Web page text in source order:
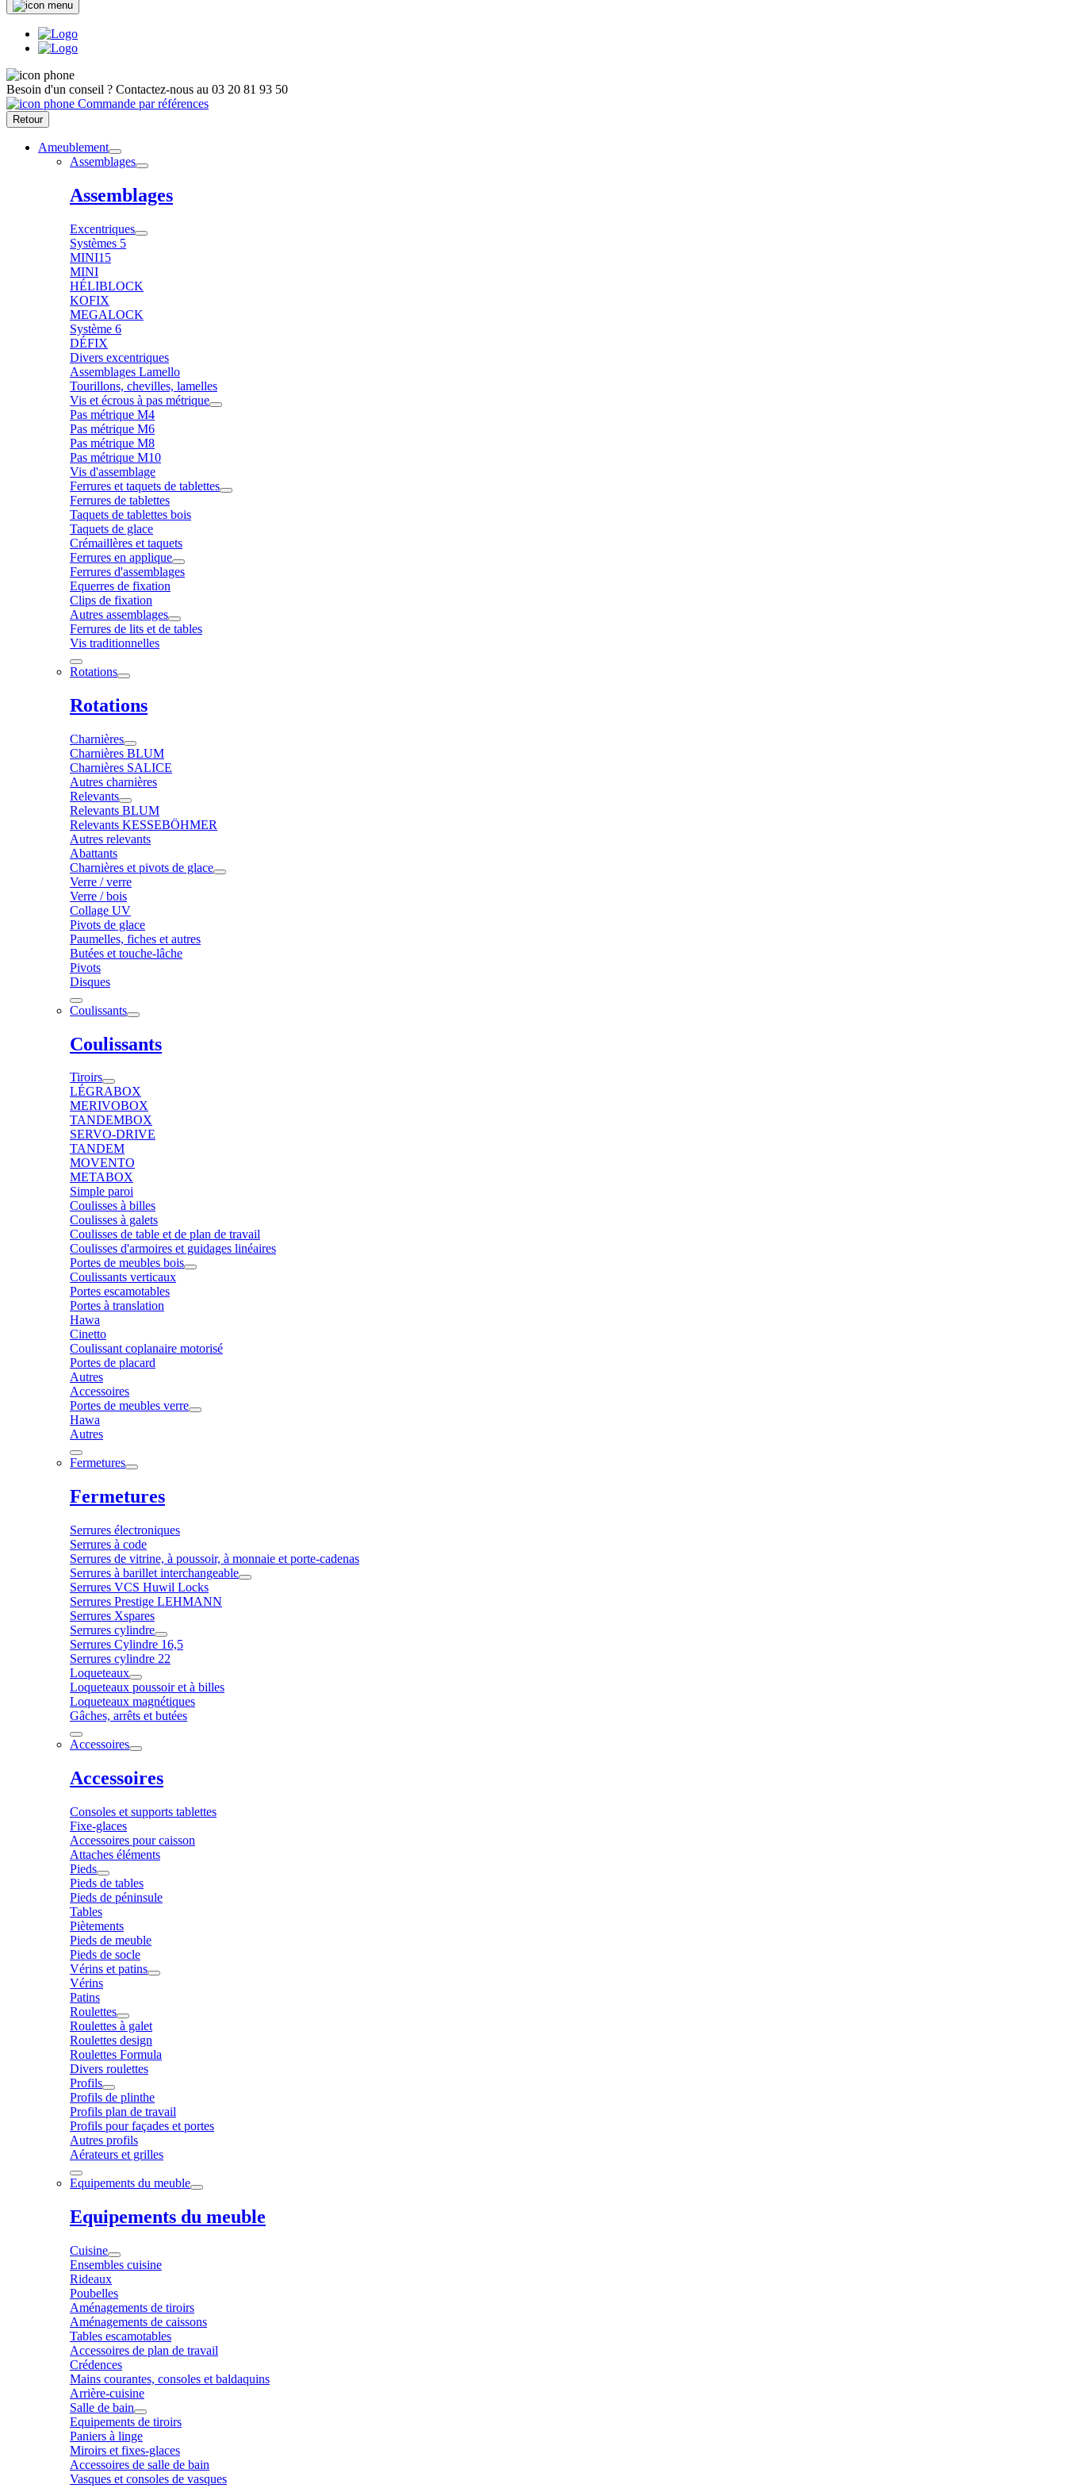
Besoin d'un conseil ? Contactez-nous au 03 20 81 93 50
Commande par références
Retour
Ameublement
Assemblages
Assemblages
Excentriques
Systèmes 5
MINI15
MINI
HÉLIBLOCK
KOFIX
MEGALOCK
Système 6
DÉFIX
Divers excentriques
Assemblages Lamello
Tourillons, chevilles, lamelles
Vis et écrous à pas métrique
Pas métrique M4
Pas métrique M6
Pas métrique M8
Pas métrique M10
Vis d'assemblage
Ferrures et taquets de tablettes
Ferrures de tablettes
Taquets de tablettes bois
Taquets de glace
Crémaillères et taquets
Ferrures en applique
Ferrures d'assemblages
Equerres de fixation
Clips de fixation
Autres assemblages
Ferrures de lits et de tables
Vis traditionnelles
Rotations
Rotations
Charnières
Charnières BLUM
Charnières SALICE
Autres charnières
Relevants
Relevants BLUM
Relevants KESSEBÖHMER
Autres relevants
Abattants
Charnières et pivots de glace
Verre / verre
Verre / bois
Collage UV
Pivots de glace
Paumelles, fiches et autres
Butées et touche-lâche
Pivots
Disques
Coulissants
Coulissants
Tiroirs
LÉGRABOX
MERIVOBOX
TANDEMBOX
SERVO-DRIVE
TANDEM
MOVENTO
METABOX
Simple paroi
Coulisses à billes
Coulisses à galets
Coulisses de table et de plan de travail
Coulisses d'armoires et guidages linéaires
Portes de meubles bois
Coulissants verticaux
Portes escamotables
Portes à translation
Hawa
Cinetto
Coulissant coplanaire motorisé
Portes de placard
Autres
Accessoires
Portes de meubles verre
Hawa
Autres
Fermetures
Fermetures
Serrures électroniques
Serrures à code
Serrures de vitrine, à poussoir, à monnaie et porte-cadenas
Serrures à barillet interchangeable
Serrures VCS Huwil Locks
Serrures Prestige LEHMANN
Serrures Xspares
Serrures cylindre
Serrures Cylindre 16,5
Serrures cylindre 22
Loqueteaux
Loqueteaux poussoir et à billes
Loqueteaux magnétiques
Gâches, arrêts et butées
Accessoires
Accessoires
Consoles et supports tablettes
Fixe-glaces
Accessoires pour caisson
Attaches éléments
Pieds
Pieds de tables
Pieds de péninsule
Tables
Piètements
Pieds de meuble
Pieds de socle
Vérins et patins
Vérins
Patins
Roulettes
Roulettes à galet
Roulettes design
Roulettes Formula
Divers roulettes
Profils
Profils de plinthe
Profils plan de travail
Profils pour façades et portes
Autres profils
Aérateurs et grilles
Equipements du meuble
Equipements du meuble
Cuisine
Ensembles cuisine
Rideaux
Poubelles
Aménagements de tiroirs
Aménagements de caissons
Tables escamotables
Accessoires de plan de travail
Crédences
Mains courantes, consoles et baldaquins
Arrière-cuisine
Salle de bain
Equipements de tiroirs
Paniers à linge
Miroirs et fixes-glaces
Accessoires de salle de bain
Vasques et consoles de vasques